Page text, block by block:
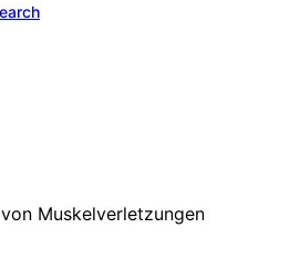
Muskelverletzungen